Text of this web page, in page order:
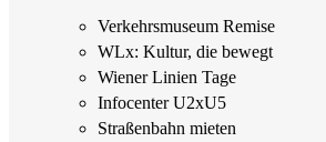
Verkehrsmuseum Remise
WLx: Kultur, die bewegt
Wiener Linien Tage
Infocenter U2xU5
Straßenbahn mieten